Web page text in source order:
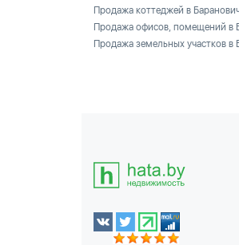
Продажа коттеджей в
Продажа офисов, помещений в
Продажа земельных участков в